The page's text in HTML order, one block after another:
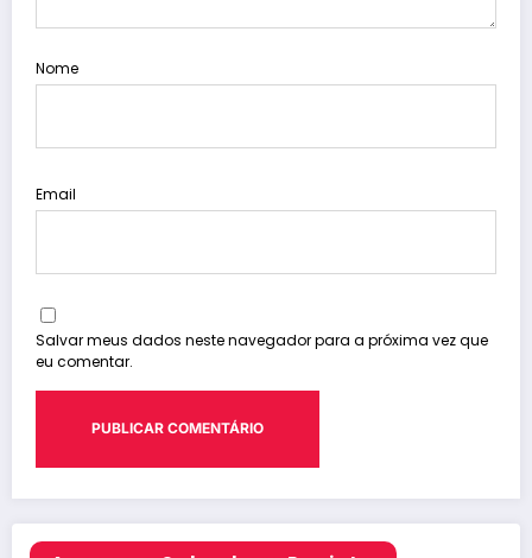
Nome
Email
Salvar meus dados neste navegador para a próxima vez que
eu comentar.